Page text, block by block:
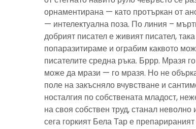
орнаментирана — като протъркан от
— интелектуална поза. По линия –
добрият писател е живият писател,
попаразитираме и ограбим каквото
писателите средна ръка. Бррр. Мразя
може да мрази — го мразя. Но не
поле на закъсняло вчувстване и
носталгия по собствената младост,
на своя собствен труд, станал
сега горкият Бела Тар е